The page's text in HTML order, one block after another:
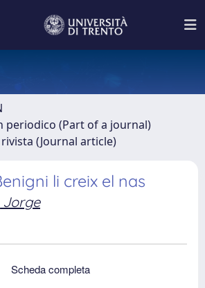
periodico (Part of a journal)
(Journal article)
li creix el nas
Jorge
Scheda completa